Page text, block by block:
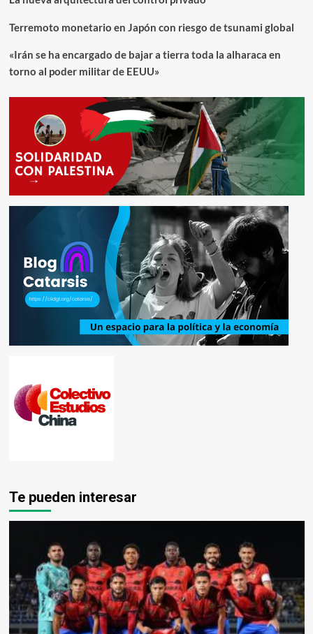
Terremoto monetario en Japón con riesgo de tsunami global
«Irán se ha encargado de bajar a tierra toda la alharaca en
torno al poder militar de EEUU»
Te pueden interesar